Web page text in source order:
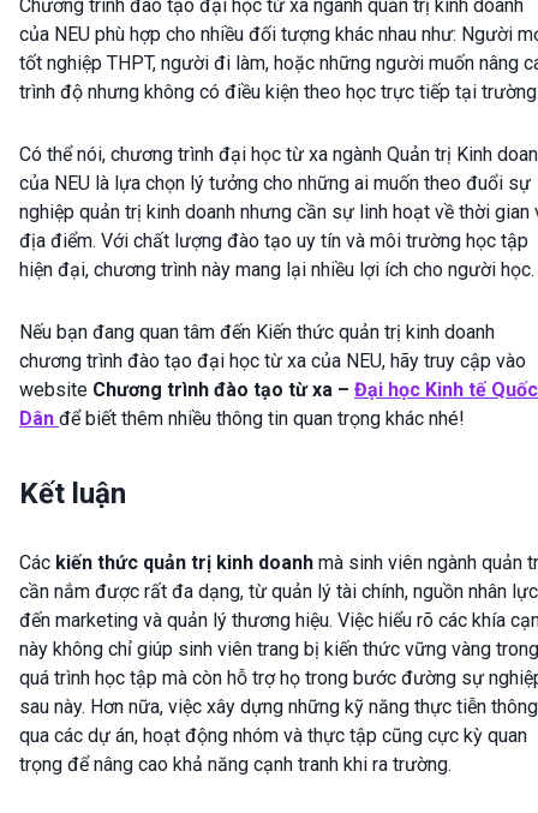
Chương trình đào tạo đại học từ xa ngành quản trị kinh doanh
của NEU phù hợp cho nhiều đối tượng khác nhau như: Người
tốt nghiệp THPT, người đi làm, hoặc những người muốn nâng
trình độ nhưng không có điều kiện theo học trực tiếp tại
Có thể nói, chương trình đại học từ xa ngành Quản trị Kinh
của NEU là lựa chọn lý tưởng cho những ai muốn theo đuổi sự
nghiệp quản trị kinh doanh nhưng cần sự linh hoạt về thời gian
địa điểm. Với chất lượng đào tạo uy tín và môi trường học tập
hiện đại, chương trình này mang lại nhiều lợi ích cho người học.
Nếu bạn đang quan tâm đến Kiến thức quản trị kinh doanh
chương trình đào tạo đại học từ xa của NEU, hãy truy cập vào
website Chương trình đào tạo từ xa – Đại học Kinh tế Quốc
Dân để biết thêm nhiều thông tin quan trọng khác nhé!
Kết luận
Các kiến thức quản trị kinh doanh mà sinh viên ngành quản
cần nắm được rất đa dạng, từ quản lý tài chính, nguồn nhân
đến marketing và quản lý thương hiệu. Việc hiểu rõ các khía
này không chỉ giúp sinh viên trang bị kiến thức vững vàng trong
quá trình học tập mà còn hỗ trợ họ trong bước đường sự
sau này. Hơn nữa, việc xây dựng những kỹ năng thực tiễn thông
qua các dự án, hoạt động nhóm và thực tập cũng cực kỳ quan
trọng để nâng cao khả năng cạnh tranh khi ra trường.